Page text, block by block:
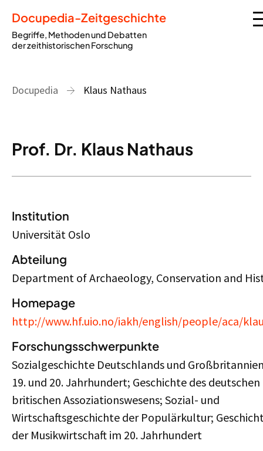
Docupedia-Zeitgeschichte
Begriffe, Methoden und Debatten
der zeithistorischen Forschung
Docupedia Klaus Nathaus
Prof. Dr. Klaus Nathaus
Institution
Universität Oslo
Abteilung
Department of Archaeology, Conservation and
Homepage
http://www.hf.uio.no/iakh/english/people/aca/
Forschungsschwerpunkte
Sozialgeschichte Deutschlands und
19. und 20. Jahrhundert; Geschichte des
britischen Assoziationswesens; Sozial- und
Wirtschaftsgeschichte der Populärkultur;
der Musikwirtschaft im 20. Jahrhundert